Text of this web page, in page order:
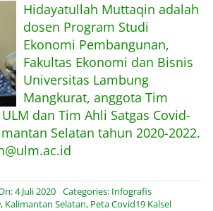
Hidayatullah Muttaqin adalah
dosen Program Studi
Ekonomi Pembangunan,
Fakultas Ekonomi dan Bisnis
Universitas Lambung
Mangkurat, anggota Tim
dan Tim Ahli Satgas Covid-
Selatan tahun 2020-2022.
4 Juli 2020 Categories: Infografis
, Kalimantan Selatan, Peta Covid19 Kalsel